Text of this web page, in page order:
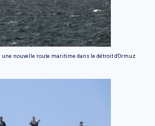
une nouvelle route maritime dans le détroit d'Ormuz